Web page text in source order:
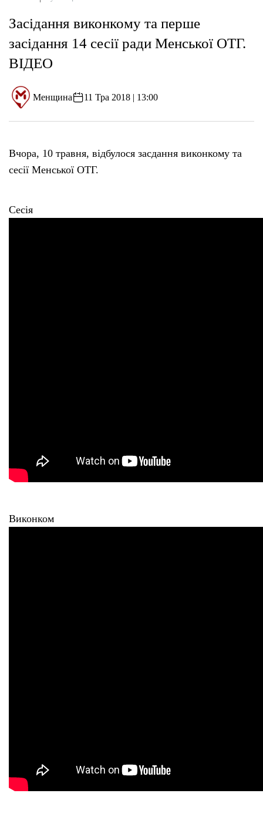
Засідання виконкому та перше
засідання 14 сесії ради Менської ОТГ.
ВІДЕО
Менщина 11 Тра 2018 | 13:00
Вчора, 10 травня, відбулося засдання виконкому та
сесії Менської ОТГ.
Сесія
Виконком